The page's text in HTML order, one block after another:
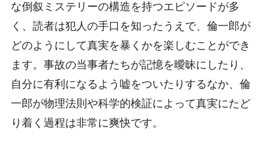
な倒叙ミステリーの構造を持つエピソードが多
く、読者は犯人の手口を知ったうえで、倫一郎が
どのようにして真実を暴くかを楽しむことができ
ます。事故の当事者たちが記憶を曖昧にしたり、
自分に有利になるよう嘘をついたりするなか、倫
一郎が物理法則や科学的検証によって真実にたど
り着く過程は非常に爽快です。